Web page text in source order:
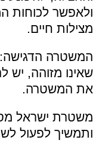
ולאפשר לכוחות
מצילות חיים.
המשטרה
שאינו מזוהה, יש
את המשטרה.
משטרת ישראל
ותמשיך לפעול